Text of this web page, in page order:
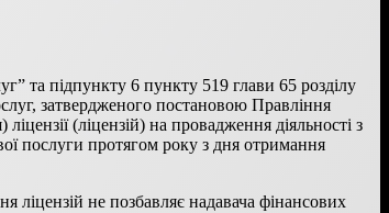
та підпункту 6 пункту 519 глави 65 розділу
затвердженого постановою Правління
(ліцензій) на провадження діяльності з
послуги протягом року з дня отримання
ліцензій не позбавляє надавача фінансових